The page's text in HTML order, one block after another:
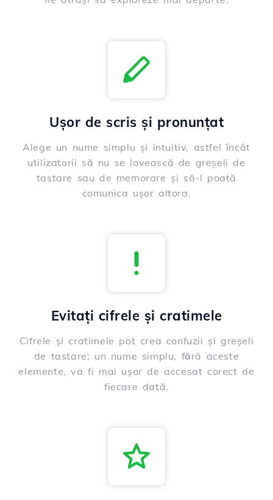
Ușor de scris și pronunțat
Alege un nume simplu și intuitiv, astfel încât
utilizatorii să nu se lovească de greșeli de
tastare sau de memorare și să-l poată
comunica ușor altora.
Evitați cifrele și cratimele
Cifrele și cratimele pot crea confuzii și greșeli
de tastare; un nume simplu, fără aceste
elemente, va fi mai ușor de accesat corect de
fiecare dată.